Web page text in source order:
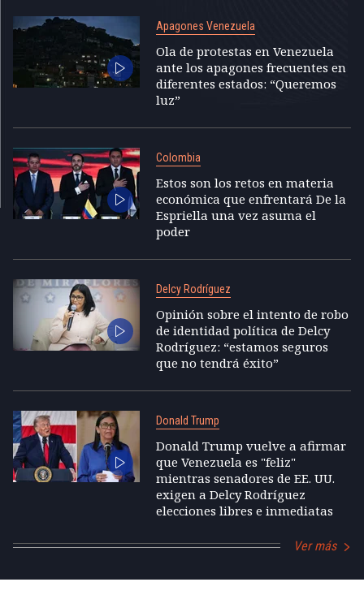
Apagones Venezuela
Ola de protestas en Venezuela
ante los apagones frecuentes en
diferentes estados: “Queremos
luz”
Colombia
Estos son los retos en materia
económica que enfrentará De la
Espriella una vez asuma el
poder
Delcy Rodríguez
Opinión sobre el intento de robo
de identidad política de Delcy
Rodríguez: “estamos seguros
que no tendrá éxito”
Donald Trump
Donald Trump vuelve a afirmar
que Venezuela es "feliz"
mientras senadores de EE. UU.
exigen a Delcy Rodríguez
elecciones libres e inmediatas
Ver más